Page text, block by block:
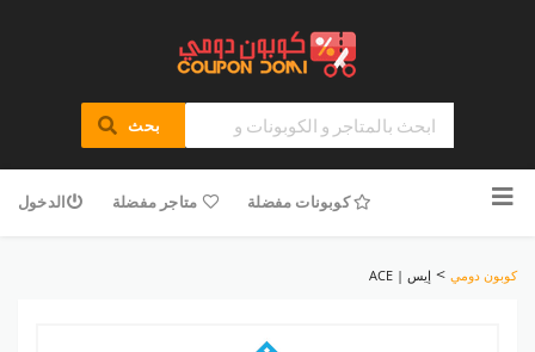
بحث
للمحتوى
كوبونات مفضلة متاجر مفضلة الدخول
كوبون دومي > إيس | ACE